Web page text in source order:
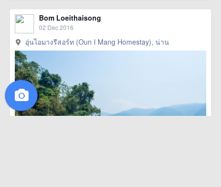
Bom Loeithaisong
02 Dec 2016
อุ่นไอมางรีสอร์ท (Oun I Mang Homestay), น่าน